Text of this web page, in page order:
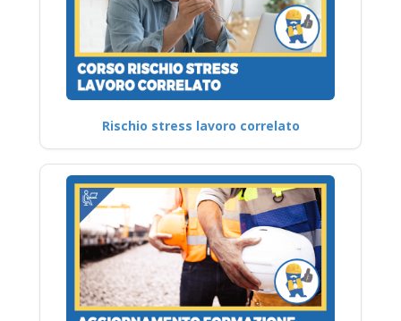
Rischio stress lavoro correlato